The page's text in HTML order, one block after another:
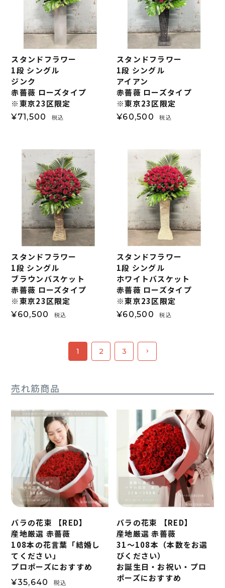
スタンドフラワー
1段 シングル
ジンク
赤薔薇 ローズタイプ
※東京23区限定
¥71,500 税込
スタンドフラワー
1段 シングル
アイアン
赤薔薇 ローズタイプ
※東京23区限定
¥60,500 税込
スタンドフラワー
1段 シングル
ブラウンバスケット
赤薔薇 ローズタイプ
※東京23区限定
¥60,500 税込
スタンドフラワー
1段 シングル
ホワイトバスケット
赤薔薇 ローズタイプ
※東京23区限定
¥60,500 税込
1 2 3
売れ筋商品
バラの花束 【RED】
産地厳選 赤薔薇
108本の花言葉「結婚し
てください」
プロポーズにおすすめ
¥35,640 税込
バラの花束 【RED】
産地厳選 赤薔薇
31～108本（本数をお選
びください）
お誕生日・お祝い・プロ
ポーズにおすすめ